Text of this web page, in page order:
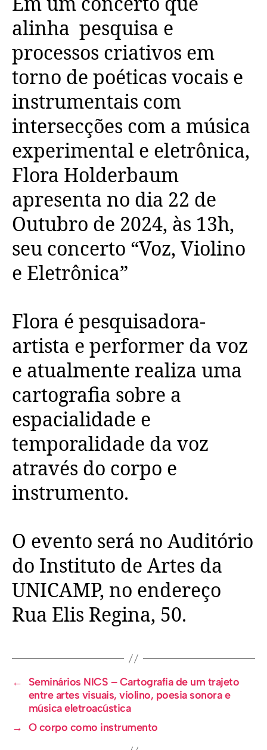
Em um concerto que
alinha pesquisa e
processos criativos em
torno de poéticas vocais e
instrumentais com
intersecções com a música
experimental e eletrônica,
Flora Holderbaum
apresenta no dia 22 de
Outubro de 2024, às 13h,
seu concerto “Voz, Violino
e Eletrônica”
Flora é pesquisadora-
artista e performer da voz
e atualmente realiza uma
cartografia sobre a
espacialidade e
temporalidade da voz
através do corpo e
instrumento.
O evento será no Auditório
do Instituto de Artes da
UNICAMP, no endereço
Rua Elis Regina, 50.
←
Seminários NICS – Cartografia de um trajeto
entre artes visuais, violino, poesia sonora e
música eletroacústica​
→ O corpo como instrumento